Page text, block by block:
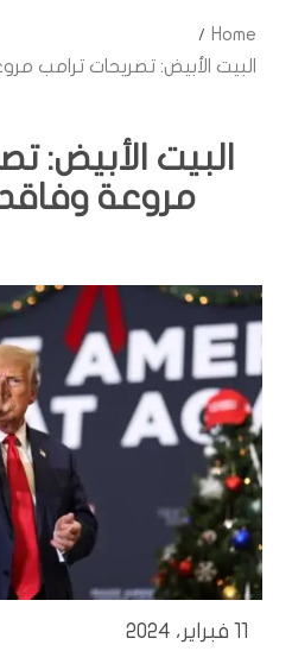
Home
البيت الأبيض: تصريحات ترامب
البيت الأبيض:
مروعة
11 فبراير، 2024